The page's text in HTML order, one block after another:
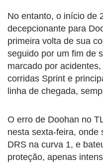
No entanto, o início de
decepcionante para
primeira volta de sua
seguido por um fim de
marcado por
corridas Sprint e
linha de chegada,
O erro de Doohan no
nesta sexta-feira, onde
DRS na curva 1, e
proteção, apenas